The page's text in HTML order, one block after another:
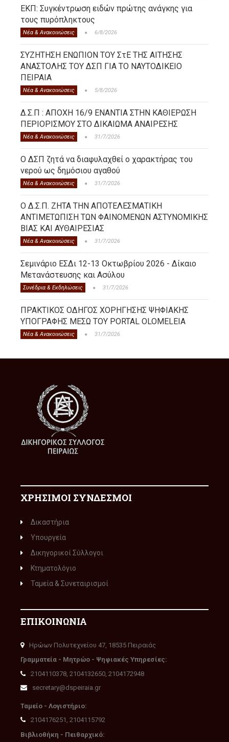
ΕΚΠ: Συγκέντρωση ειδών πρώτης ανάγκης για
τους πυρόπληκτους
Νέα & Ανακοινώσεις 6/8/2026
ΣΥΖΗΤΗΣΗ ΕΝΩΠΙΟΝ ΤΟΥ ΣτΕ ΤΗΣ ΑΙΤΗΣΗΣ
ΑΝΑΣΤΟΛΗΣ ΤΟΥ ΔΣΠ ΓΙΑ ΤΟ ΝΑΥΤΟΔΙΚΕΙΟ
ΠΕΙΡΑΙΑ
Νέα & Ανακοινώσεις 5/8/2026
Δ.Σ.Π : ΑΠΟΧΗ 16/9 ΕΝΑΝΤΙΑ ΣΤΗΝ ΚΑΘΙΕΡΩΣΗ
ΠΕΡΙΟΡΙΣΜΟΥ ΣΤΟ ΔΙΚΑΙΩΜΑ ΑΝΑΙΡΕΣΗΣ
Νέα & Ανακοινώσεις 31/7/2026
Ο ΔΣΠ ζητά να διαφυλαχθεί ο χαρακτήρας του
νερού ως δημόσιου αγαθού
Νέα & Ανακοινώσεις 31/7/2026
Ο Δ.Σ.Π. ΖΗΤΑ ΤΗΝ ΑΠΟΤΕΛΕΣΜΑΤΙΚΗ
ΑΝΤΙΜΕΤΩΠΙΣΗ ΤΩΝ ΦΑΙΝΟΜΕΝΩΝ ΑΣΤΥΝΟΜΙΚΗΣ
ΒΙΑΣ ΚΑΙ ΑΥΘΑΙΡΕΣΙΑΣ
Νέα & Ανακοινώσεις 31/7/2026
Σεμινάριο ΕΣΔι 12-13 Οκτωβρίου 2026 - Δίκαιο
Μετανάστευσης και Ασύλου
Συνέδρια & Εκδηλώσεις 31/7/2026
ΠΡΑΚΤΙΚΟΣ ΟΔΗΓΟΣ ΧΟΡΗΓΗΣΗΣ ΨΗΦΙΑΚΗΣ
ΥΠΟΓΡΑΦΗΣ ΜΕΣΩ ΤΟΥ PORTAL OLOMELEIA
Νέα & Ανακοινώσεις 31/7/2026
ΧΡΗΣΙΜΟΙ ΣΥΝΔΕΣΜΟΙ
Δικαστήρια
Υπουργεία
Δικηγορικοί Σύλλογοι
Κτηματολόγιο
Ταμεία & Συνεταιρισμοί
ΕΠΙΚΟΙΝΩΝΙΑ
Ηρώων Πολυτεχνείου 47, 18535 Πειραιάς
Γραμματεία - Μητρώο - Ψηφιακές Υπηρεσίες:
2104110378, 2104132650, 2104172948
secretary@dspeiraia.gr
Ταμείο - Λογιστήριο:
2104176251, 2104115792
Βιβλιοθήκη - Πειθαρχικό: